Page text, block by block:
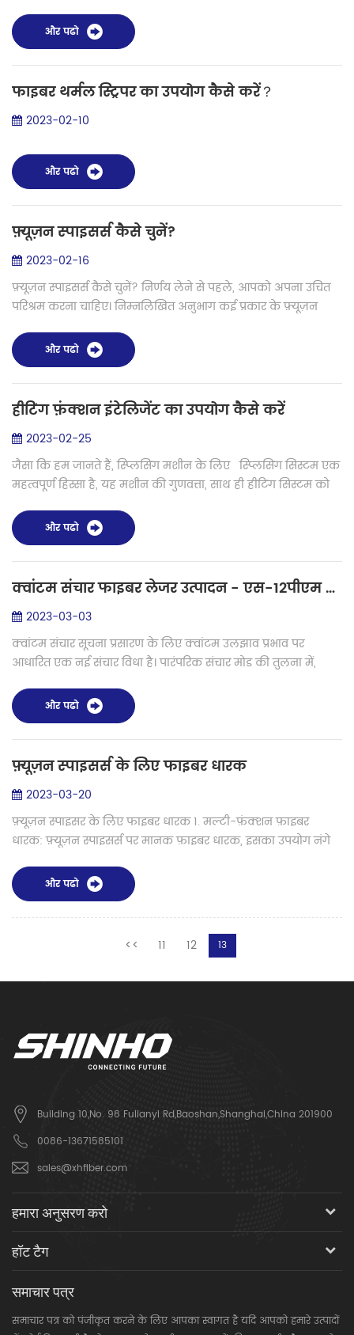
होल्डर...और पढो
फाइबर थर्मल स्ट्रिपर का उपयोग कैसे करें？
2023-02-10
और पढो
फ़्यूज़न स्पाइसर्स कैसे चुनें?
2023-02-16
फ़्यूज़न स्पाइसर्स कैसे चुनें? निर्णय लेने से पहले, आपको अपना उचित
परिश्रम करना चाहिए। निम्नलिखित अनुभाग कई प्रकार के फ़्यूज़न
संरेखण ...और पढो
हीटिंग फ़ंक्शन इंटेलिजेंट का उपयोग कैसे करें
2023-02-25
जैसा कि हम जानते हैं, स्प्लिसिंग मशीन के लिए स्प्लिसिंग सिस्टम एक
महत्वपूर्ण हिस्सा है, यह मशीन की गुणवत्ता, साथ ही हीटिंग सिस्टम को
गर्म क...और पढो
क्वांटम संचार फाइबर लेजर उत्पादन - एस-12पीएम फाइबर फ्यूजन स्पाइसर
2023-03-03
क्वांटम संचार सूचना प्रसारण के लिए क्वांटम उलझाव प्रभाव पर
आधारित एक नई संचार विधा है। पारंपरिक संचार मोड की तुलना में,
उच्च द...और पढो
फ़्यूज़न स्पाइसर्स के लिए फाइबर धारक
2023-03-20
फ़्यूज़न स्पाइसर के लिए फाइबर धारक 1. मल्टी-फ़ंक्शन फ़ाइबर
धारक: फ़्यूज़न स्पाइसर्स पर मानक फ़ाइबर धारक, इसका उपयोग नंगे
सकता है। 2. हटाने...
और पढो
<< 11 12 13
Building 10,No. 98 Fulianyi Rd,Baoshan,Shanghai,China 201900
0086-13671585101
sales@xhfiber.com
हमारा अनुसरण करो
हॉट टैग
समाचार पत्र
समाचार पत्र को पंजीकृत करने के लिए आपका स्वागत है यदि आपको हमारे उत्पादों